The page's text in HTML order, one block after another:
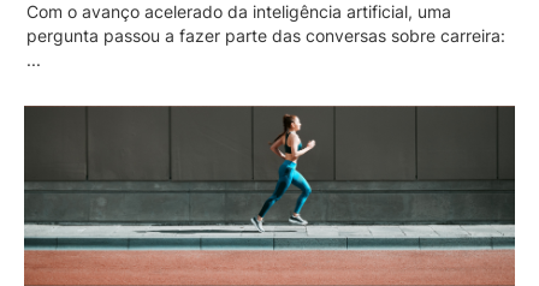
Com o avanço acelerado da inteligência artificial, uma
pergunta passou a fazer parte das conversas sobre carreira:
...